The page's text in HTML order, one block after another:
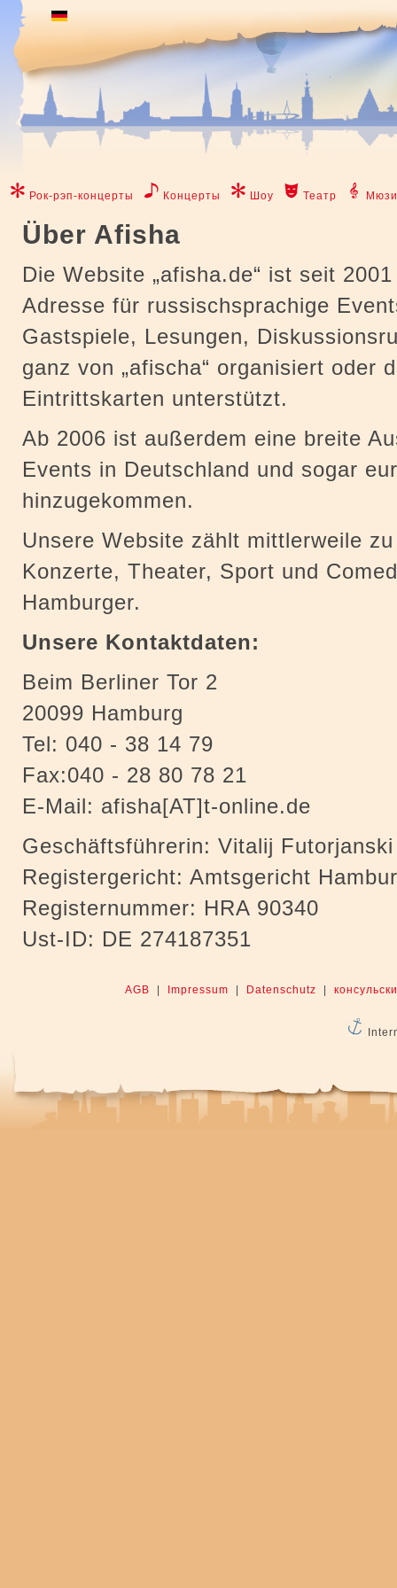
Рок-рэп-концерты Концерты Шоу Театр
Über Afisha
Die Website „afisha.de“ ist seit
Adresse für russischsprachige
Gastspiele, Lesungen,
ganz von „afischa“ organisiert oder
Eintrittskarten unterstützt.
Ab 2006 ist außerdem eine breite
Events in Deutschland und sogar
hinzugekommen.
Unsere Website zählt mittlerweile
Konzerte, Theater, Sport und
Hamburger.
Unsere Kontaktdaten:
Beim Berliner Tor 2
20099 Hamburg
Tel: 040 - 38 14 79
Fax:040 - 28 80 78 21
E-Mail: afisha[AT]t-online.de
Geschäftsführerin: Vitalij Futorjanski
Registergericht: Amtsgericht
Registernummer: HRA 90340
Ust-ID: DE 274187351
AGB Impressum Datenschutz